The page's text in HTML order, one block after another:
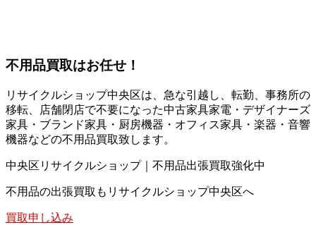
不用品買取はお任せ！
リサイクルショップ中央区は、急な引越し、転勤、事務所の
移転、店舗閉店で不要になった中古家具家電・デザイナーズ
家具・ブランド家具・厨房機器・オフィス家具・楽器・音響
機器などの不用品買取致します。
中央区リサイクルショップ｜不用品出張買取強化中
不用品の出張買取もリサイクルショップ中央区へ
買取申し込み